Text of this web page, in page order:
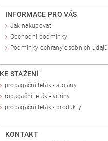
INFORMACE PRO VÁS
Jak nakupovat
Obchodní podmínky
Podmínky ochrany osobních údajů
KE STAŽENÍ
propagační leták - stojany
ropagační leták - vitríny
propagační leták - produkty
KONTAKT